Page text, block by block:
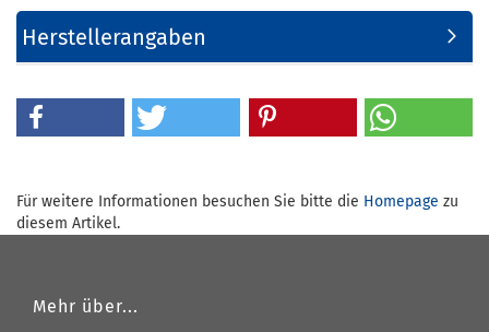
Herstellerangaben
Für weitere Informationen besuchen Sie bitte die Homepage zu
diesem Artikel.
Mehr über...